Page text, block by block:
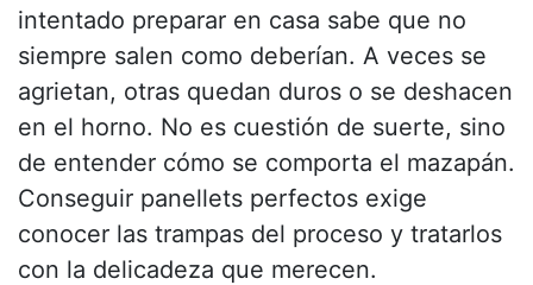
intentado preparar en casa sabe que no
siempre salen como deberían. A veces se
agrietan, otras quedan duros o se deshacen
en el horno. No es cuestión de suerte, sino
de entender cómo se comporta el mazapán.
Conseguir panellets perfectos exige
conocer las trampas del proceso y tratarlos
con la delicadeza que merecen.